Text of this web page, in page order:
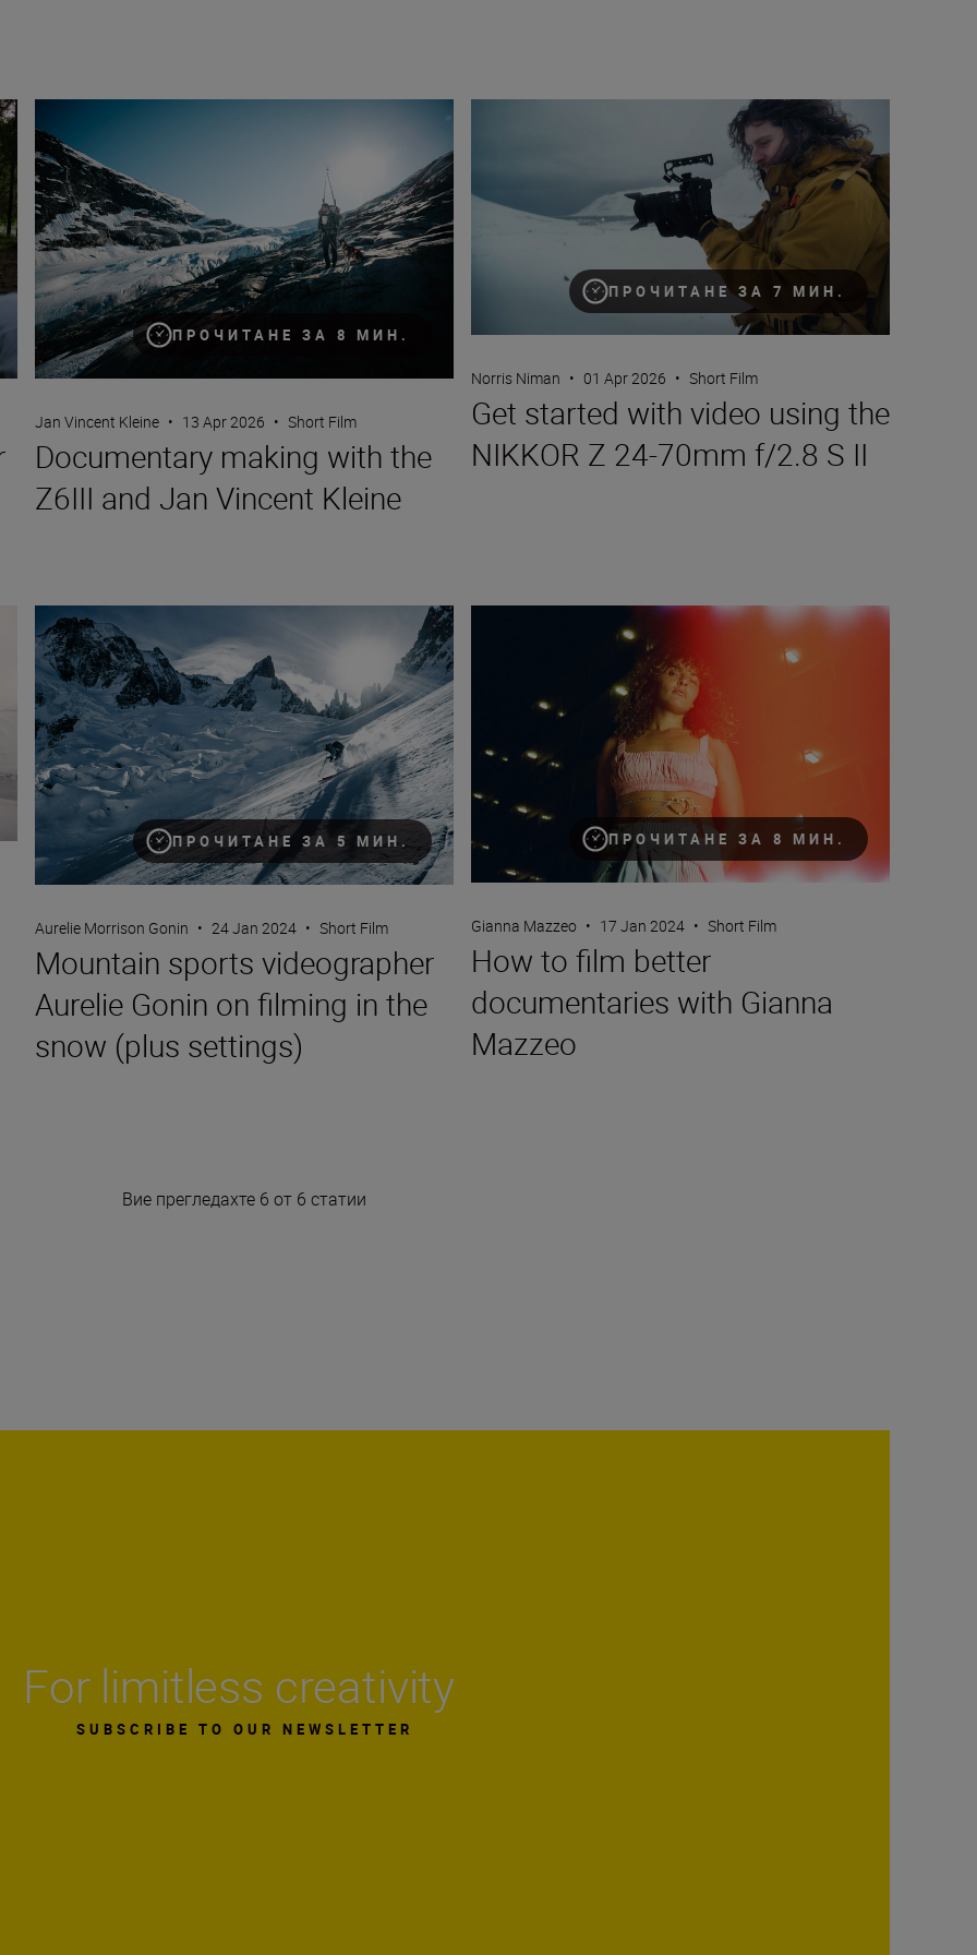
ПРОЧИТАНЕ ЗА 8 МИН.
Documentary making with the Z6III and Jan Vincent Kleine
Jan Vincent Kleine • 13 Apr 2026 • Short Film
Documentary making with the
Z6III and Jan Vincent Kleine
ПРОЧИТАНЕ ЗА 7 МИН.
Get started with video using the NIKKOR Z 24-70mm f/2.8 S II
Norris Niman • 01 Apr 2026 • Short Film
Get started with video using the
NIKKOR Z 24-70mm f/2.8 S II
video
ПРОЧИТАНЕ ЗА 5 МИН.
Mountain sports videographer Aurelie Gonin on filming in the snow (plus settings)
Aurelie Morrison Gonin • 24 Jan 2024 • Short Film
Mountain sports videographer
Aurelie Gonin on filming in the
snow (plus settings)
ПРОЧИТАНЕ ЗА 8 МИН.
How to film better documentaries with Gianna Mazzeo
Gianna Mazzeo • 17 Jan 2024 • Short Film
How to film better
documentaries with Gianna
Mazzeo
Вие прегледахте 6 от 6 статии
For limitless creativity
SUBSCRIBE TO OUR NEWSLETTER